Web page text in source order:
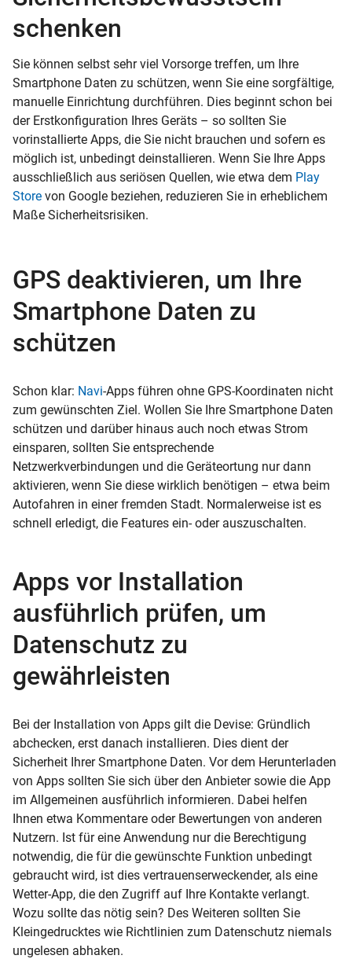
schenken
Sie können selbst sehr viel Vorsorge treffen, um Ihre
Smartphone Daten zu schützen, wenn Sie eine sorgfältige,
manuelle Einrichtung durchführen. Dies beginnt schon bei
der Erstkonfiguration Ihres Geräts – so sollten Sie
vorinstallierte Apps, die Sie nicht brauchen und sofern es
möglich ist, unbedingt deinstallieren. Wenn Sie Ihre Apps
ausschließlich aus seriösen Quellen, wie etwa dem Play
Store von Google beziehen, reduzieren Sie in erheblichem
Maße Sicherheitsrisiken.
GPS deaktivieren, um Ihre
Smartphone Daten zu
schützen
Schon klar: Navi-Apps führen ohne GPS-Koordinaten nicht
zum gewünschten Ziel. Wollen Sie Ihre Smartphone Daten
schützen und darüber hinaus auch noch etwas Strom
einsparen, sollten Sie entsprechende
Netzwerkverbindungen und die Geräteortung nur dann
aktivieren, wenn Sie diese wirklich benötigen – etwa beim
Autofahren in einer fremden Stadt. Normalerweise ist es
schnell erledigt, die Features ein- oder auszuschalten.
Apps vor Installation
ausführlich prüfen, um
Datenschutz zu
gewährleisten
Bei der Installation von Apps gilt die Devise: Gründlich
abchecken, erst danach installieren. Dies dient der
Sicherheit Ihrer Smartphone Daten. Vor dem Herunterladen
von Apps sollten Sie sich über den Anbieter sowie die App
im Allgemeinen ausführlich informieren. Dabei helfen
Ihnen etwa Kommentare oder Bewertungen von anderen
Nutzern. Ist für eine Anwendung nur die Berechtigung
notwendig, die für die gewünschte Funktion unbedingt
gebraucht wird, ist dies vertrauenserweckender, als eine
Wetter-App, die den Zugriff auf Ihre Kontakte verlangt.
Wozu sollte das nötig sein? Des Weiteren sollten Sie
Kleingedrucktes wie Richtlinien zum Datenschutz niemals
ungelesen abhaken.